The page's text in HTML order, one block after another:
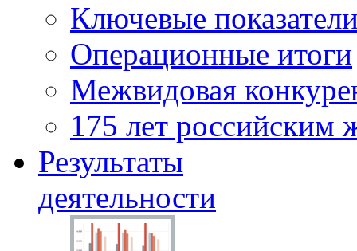
Ключевые
Операционные итоги
Межвидовая
175 лет российским
Результаты
деятельности